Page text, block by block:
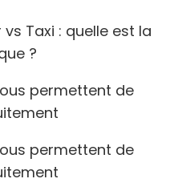
vs Taxi : quelle est la
?
permettent de
permettent de